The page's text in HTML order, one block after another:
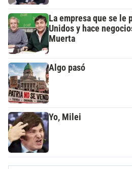
La empresa que se le
Unidos y hace
Muerta
Algo pasó
Yo, Milei